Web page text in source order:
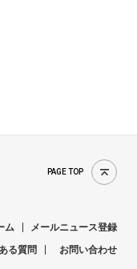
PAGE TOP
ム
メールニュース登録
る質問
お問い合わせ